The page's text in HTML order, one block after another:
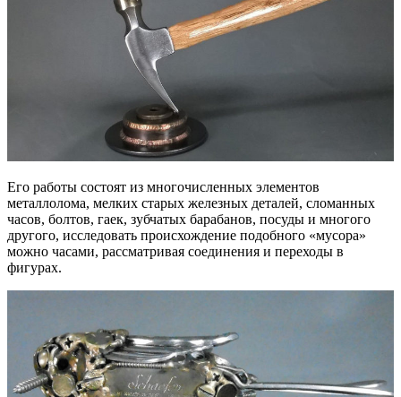
Его работы состоят из многочисленных элементов
металлолома, мелких старых железных деталей, сломанных
часов, болтов, гаек, зубчатых барабанов, посуды и многого
другого, исследовать происхождение подобного «мусора»
можно часами, рассматривая соединения и переходы в
фигурах.